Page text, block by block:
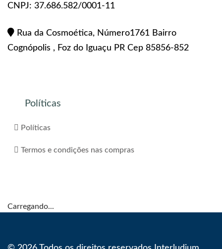
CNPJ: 37.686.582/0001-11
Rua da Cosmoética, Número1761 Bairro
Cognópolis , Foz do Iguaçu PR Cep 85856-852
Políticas
Políticas
Termos e condições nas compras
Carregando...